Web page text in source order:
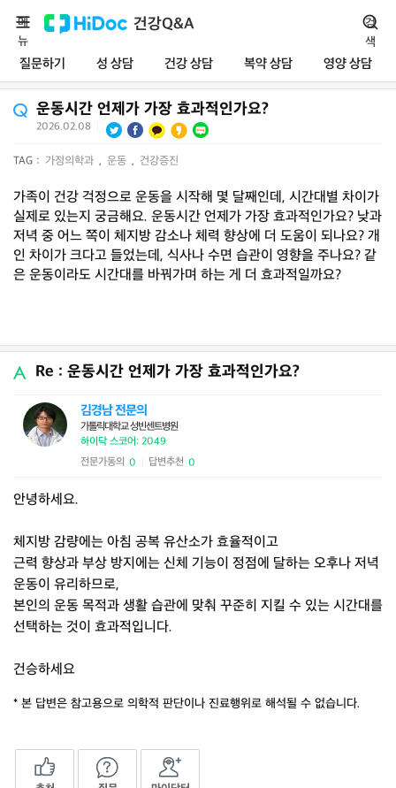
건강Q&A
질문하기 성 상담 건강 상담 복약 상담 영양 상담
메
뉴
검
색
운동시간 언제가 가장 효과적인가요?
2026.02.08
TAG : 가정의학과 , 운동 , 건강증진
가족이 건강 걱정으로 운동을 시작해 몇 달째인데, 시간대별 차이가
실제로 있는지 궁금해요. 운동시간 언제가 가장 효과적인가요? 낮과
저녁 중 어느 쪽이 체지방 감소나 체력 향상에 더 도움이 되나요? 개
인 차이가 크다고 들었는데, 식사나 수면 습관이 영향을 주나요? 같
은 운동이라도 시간대를 바꿔가며 하는 게 더 효과적일까요?
Re : 운동시간 언제가 가장 효과적인가요?
김경남 전문의
가톨릭대학교 성빈센트병원
하이닥 스코어: 2049
전문가동의 0 답변추천 0
안녕하세요.
체지방 감량에는 아침 공복 유산소가 효율적이고
근력 향상과 부상 방지에는 신체 기능이 정점에 달하는 오후나 저녁
운동이 유리하므로,
본인의 운동 목적과 생활 습관에 맞춰 꾸준히 지킬 수 있는 시간대를
선택하는 것이 효과적입니다.
건승하세요
* 본 답변은 참고용으로 의학적 판단이나 진료행위로 해석될 수 없습니다.